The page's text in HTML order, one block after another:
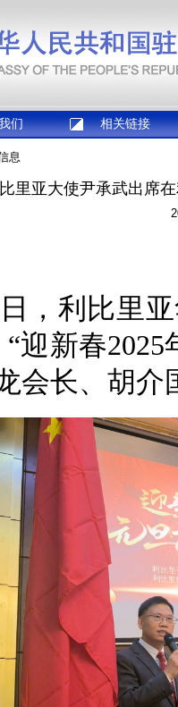
们 相关链接
息
里亚大使尹承武出席
，利比里
迎新春
会长、胡介